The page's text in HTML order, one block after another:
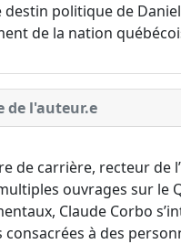
politique de Daniel
de la nation
de l'auteur.e
de carrière, recteur de
ouvrages sur le
Claude Corbo
à des